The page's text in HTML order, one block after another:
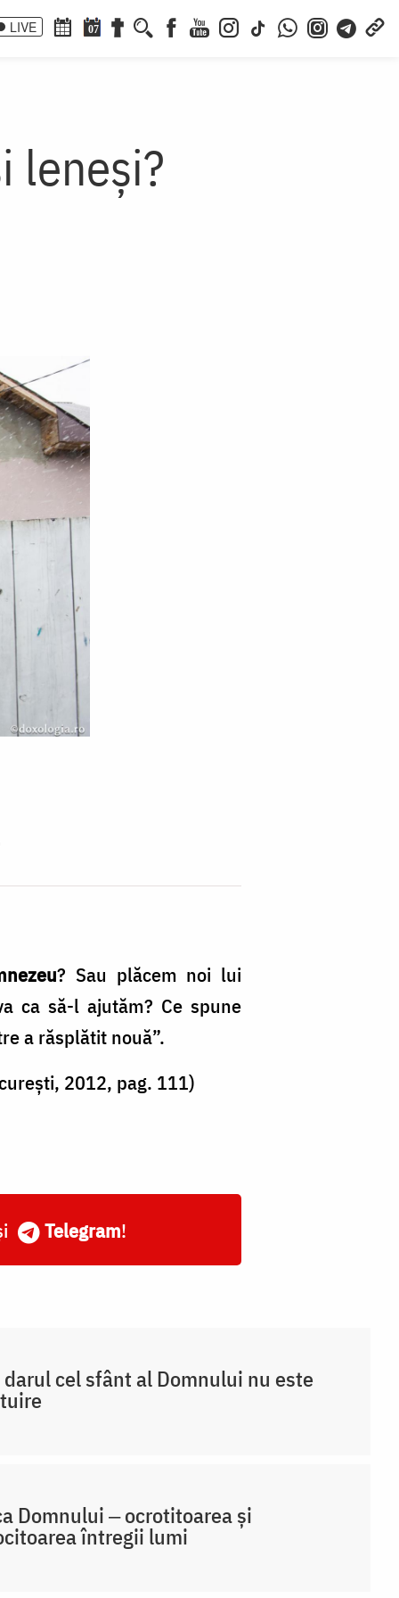
LIVE 07
leneși?
? Sau plăcem noi lui
ca să-l ajutăm? Ce spune
a răsplătit nouă”.
2012, pag. 111)
Telegram!
darul cel sfânt al Domnului nu este
Domnului ‒ ocrotitoarea și
întregii lumi